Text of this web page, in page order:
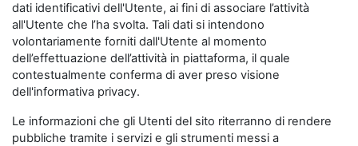
dati identificativi dell'Utente, ai fini di associare l’attività
all'Utente che l’ha svolta. Tali dati si intendono
volontariamente forniti dall'Utente al momento
dell’effettuazione dell’attività in piattaforma, il quale
contestualmente conferma di aver preso visione
dell'informativa privacy.
Le informazioni che gli Utenti del sito riterranno di rendere
pubbliche tramite i servizi e gli strumenti messi a